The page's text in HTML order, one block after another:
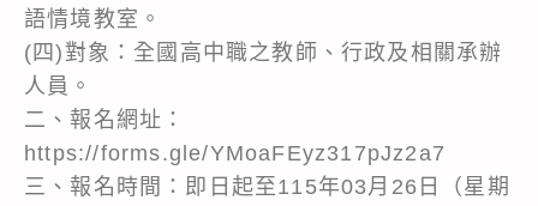
語情境教室。
(四)對象：全國高中職之教師、行政及相關承辦
人員。
二、報名網址：
https://forms.gle/YMoaFEyz317pJz2a7
三、報名時間：即日起至115年03月26日（星期